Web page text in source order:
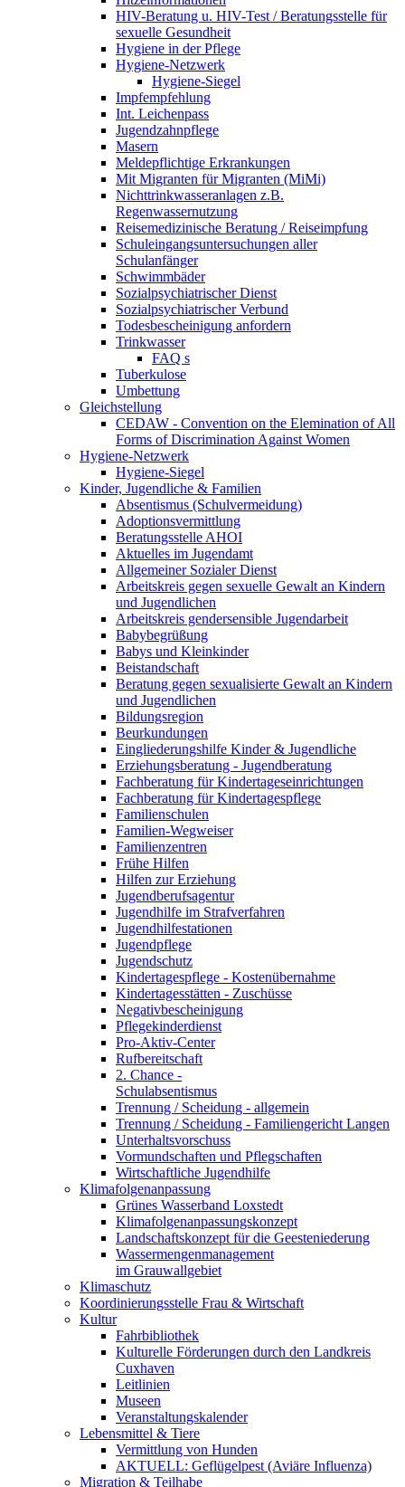
HIV-Beratung u. HIV-Test / Beratungsstelle für
sexuelle Gesundheit
Hygiene in der Pflege
Hygiene-Netzwerk
Hygiene-Siegel
Impfempfehlung
Int. Leichenpass
Jugendzahnpflege
Masern
Meldepflichtige Erkrankungen
Mit Migranten für Migranten (MiMi)
Nichttrinkwasseranlagen z.B.
Regenwassernutzung
Reisemedizinische Beratung / Reiseimpfung
Schuleingangsuntersuchungen aller
Schulanfänger
Schwimmbäder
Sozialpsychiatrischer Dienst
Sozialpsychiatrischer Verbund
Todesbescheinigung anfordern
Trinkwasser
FAQ s
Tuberkulose
Umbettung
Gleichstellung
CEDAW - Convention on the Elemination of All
Forms of Discrimination Against Women
Hygiene-Netzwerk
Hygiene-Siegel
Kinder, Jugendliche & Familien
Absentismus (Schulvermeidung)
Adoptionsvermittlung
Beratungsstelle AHOI
Aktuelles im Jugendamt
Allgemeiner Sozialer Dienst
Arbeitskreis gegen sexuelle Gewalt an Kindern
und Jugendlichen
Arbeitskreis gendersensible Jugendarbeit
Babybegrüßung
Babys und Kleinkinder
Beistandschaft
Beratung gegen sexualisierte Gewalt an Kindern
und Jugendlichen
Bildungsregion
Beurkundungen
Eingliederungshilfe Kinder & Jugendliche
Erziehungsberatung - Jugendberatung
Fachberatung für Kindertageseinrichtungen
Fachberatung für Kindertagespflege
Familienschulen
Familien-Wegweiser
Familienzentren
Frühe Hilfen
Hilfen zur Erziehung
Jugendberufsagentur
Jugendhilfe im Strafverfahren
Jugendhilfestationen
Jugendpflege
Jugendschutz
Kindertagespflege - Kostenübernahme
Kindertagesstätten - Zuschüsse
Negativbescheinigung
Pflegekinderdienst
Pro-Aktiv-Center
Rufbereitschaft
2. Chance -
Schulabsentismus
Trennung / Scheidung - allgemein
Trennung / Scheidung - Familiengericht Langen
Unterhaltsvorschuss
Vormundschaften und Pflegschaften
Wirtschaftliche Jugendhilfe
Klimafolgenanpassung
Grünes Wasserband Loxstedt
Klimafolgenanpassungskonzept
Landschaftskonzept für die Geesteniederung
Wassermengenmanagement
im Grauwallgebiet
Klimaschutz
Koordinierungsstelle Frau & Wirtschaft
Kultur
Fahrbibliothek
Kulturelle Förderungen durch den Landkreis
Cuxhaven
Leitlinien
Museen
Veranstaltungskalender
Lebensmittel & Tiere
Vermittlung von Hunden
AKTUELL: Geflügelpest (Aviäre Influenza)
Migration & Teilhabe